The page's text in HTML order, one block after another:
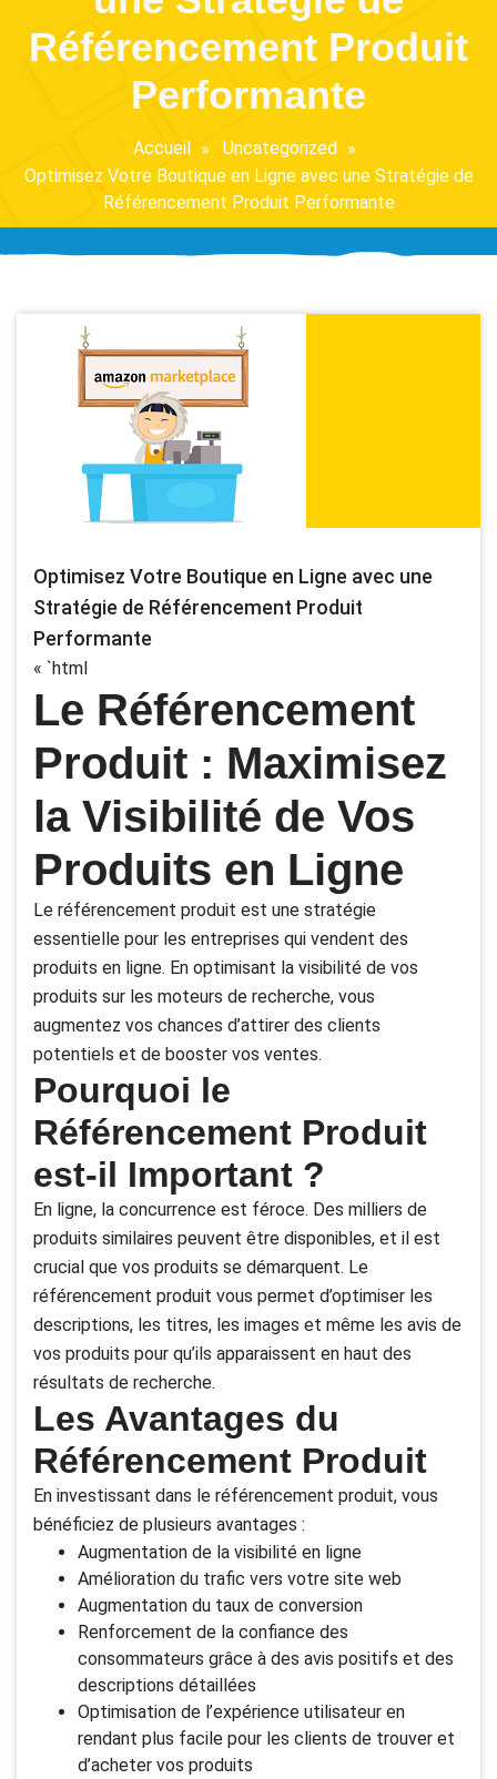
Référencement Produit
Performante
Accueil
Uncategorized
Optimisez Votre Boutique en Ligne avec une Stratégie de
Référencement Produit Performante
Optimisez Votre Boutique en Ligne avec une
Stratégie de Référencement Produit
Performante
« `html
Le Référencement
Produit : Maximisez
la Visibilité de Vos
Produits en Ligne
Le référencement produit est une stratégie
essentielle pour les entreprises qui vendent des
produits en ligne. En optimisant la visibilité de vos
produits sur les moteurs de recherche, vous
augmentez vos chances d’attirer des clients
potentiels et de booster vos ventes.
Pourquoi le
Référencement Produit
est-il Important ?
En ligne, la concurrence est féroce. Des milliers de
produits similaires peuvent être disponibles, et il est
crucial que vos produits se démarquent. Le
référencement produit vous permet d’optimiser les
descriptions, les titres, les images et même les avis de
vos produits pour qu’ils apparaissent en haut des
résultats de recherche.
Les Avantages du
Référencement Produit
En investissant dans le référencement produit, vous
bénéficiez de plusieurs avantages :
Augmentation de la visibilité en ligne
Amélioration du trafic vers votre site web
Augmentation du taux de conversion
Renforcement de la confiance des
consommateurs grâce à des avis positifs et des
descriptions détaillées
Optimisation de l’expérience utilisateur en
rendant plus facile pour les clients de trouver et
d’acheter vos produits